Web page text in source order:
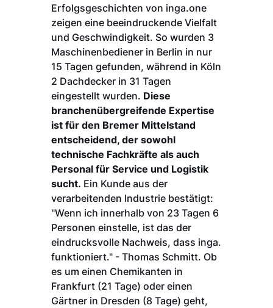
Erfolgsgeschichten von inga.one
zeigen eine beeindruckende Vielfalt
und Geschwindigkeit. So wurden 3
Maschinenbediener in Berlin in nur
15 Tagen gefunden, während in Köln
2 Dachdecker in 31 Tagen
eingestellt wurden. Diese
branchenübergreifende Expertise
ist für den Bremer Mittelstand
entscheidend, der sowohl
technische Fachkräfte als auch
Personal für Service und Logistik
sucht. Ein Kunde aus der
verarbeitenden Industrie bestätigt:
"Wenn ich innerhalb von 23 Tagen 6
Personen einstelle, ist das der
eindrucksvolle Nachweis, dass inga.
funktioniert." - Thomas Schmitt. Ob
es um einen Chemikanten in
Frankfurt (21 Tage) oder einen
Gärtner in Dresden (8 Tage) geht,